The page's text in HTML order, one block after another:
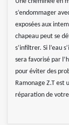
s’endommager
exposées aux
chapeau peut se
s’infiltrer. Si l’eau
sera favorisé par
pour éviter des
Ramonage Z.T est
réparation de